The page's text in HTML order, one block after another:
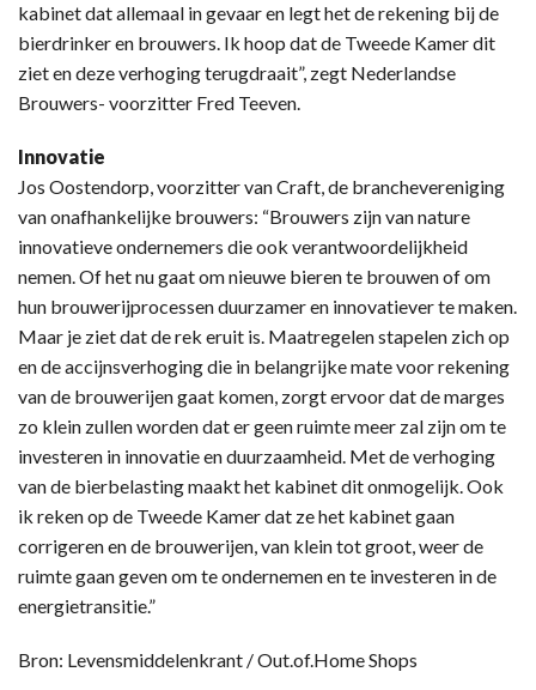
kabinet dat allemaal in gevaar en legt het de rekening bij de
bierdrinker en brouwers. Ik hoop dat de Tweede Kamer dit
ziet en deze verhoging terugdraait”, zegt Nederlandse
Brouwers- voorzitter Fred Teeven.
Innovatie
Jos Oostendorp, voorzitter van Craft, de branchevereniging
van onafhankelijke brouwers: “Brouwers zijn van nature
innovatieve ondernemers die ook verantwoordelijkheid
nemen. Of het nu gaat om nieuwe bieren te brouwen of om
hun brouwerijprocessen duurzamer en innovatiever te maken.
Maar je ziet dat de rek eruit is. Maatregelen stapelen zich op
en de accijnsverhoging die in belangrijke mate voor rekening
van de brouwerijen gaat komen, zorgt ervoor dat de marges
zo klein zullen worden dat er geen ruimte meer zal zijn om te
investeren in innovatie en duurzaamheid. Met de verhoging
van de bierbelasting maakt het kabinet dit onmogelijk. Ook
ik reken op de Tweede Kamer dat ze het kabinet gaan
corrigeren en de brouwerijen, van klein tot groot, weer de
ruimte gaan geven om te ondernemen en te investeren in de
energietransitie.”
Bron: Levensmiddelenkrant / Out.of.Home Shops